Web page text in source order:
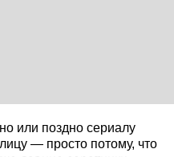
или поздно сериалу
— просто потому, что